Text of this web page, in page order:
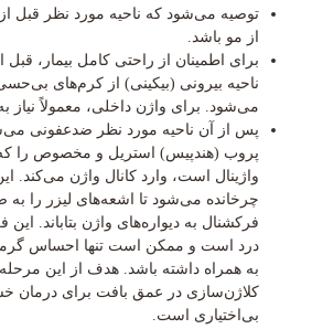
توصیه می‌شود که ناحیه مورد نظر قبل
از مو باشد.
برای اطمینان از راحتی کامل بیمار، قبل
ناحیه بیرونی (بیکینی) از کرم‌های
می‌شود. برای واژن داخلی، معمولاً
پس از آن ناحیه مورد نظر ضدعفونی
پروب (هندپیس) استریل و مخصوص را
واژینال است، وارد کانال واژن می‌کند.
چرخانده می‌شود تا اشعه‌های لیزر را
فرکشنال به دیواره‌های واژن بتاباند. این
درد است و ممکن است تنها احساس
به همراه داشته باشد. هدف از این
کلاژن‌سازی در عمق بافت برای درمان
بی‌اختیاری است.